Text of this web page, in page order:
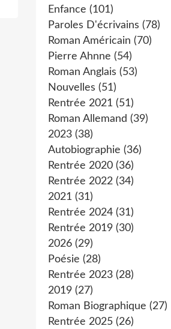
Enfance (101)
Paroles D'écrivains (78)
Roman Américain (70)
Pierre Ahnne (54)
Roman Anglais (53)
Nouvelles (51)
Rentrée 2021 (51)
Roman Allemand (39)
2023 (38)
Autobiographie (36)
Rentrée 2020 (36)
Rentrée 2022 (34)
2021 (31)
Rentrée 2024 (31)
Rentrée 2019 (30)
2026 (29)
Poésie (28)
Rentrée 2023 (28)
2019 (27)
Roman Biographique (27)
Rentrée 2025 (26)